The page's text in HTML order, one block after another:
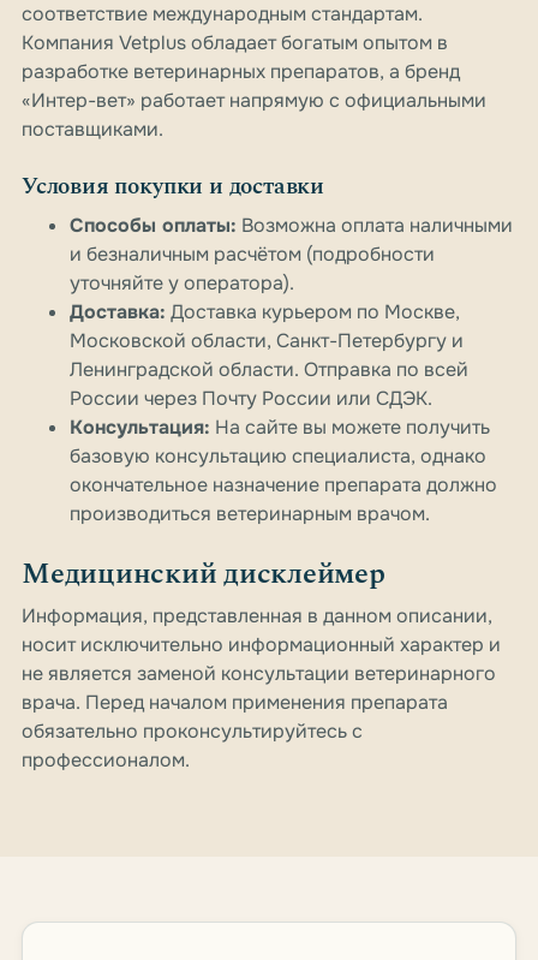
соответствие международным стандартам.
Компания Vetplus обладает богатым опытом в
разработке ветеринарных препаратов, а бренд
«Интер-вет» работает напрямую с официальными
поставщиками.
Условия покупки и доставки
Способы оплаты: Возможна оплата наличными
и безналичным расчётом (подробности
уточняйте у оператора).
Доставка: Доставка курьером по Москве,
Московской области, Санкт-Петербургу и
Ленинградской области. Отправка по всей
России через Почту России или СДЭК.
Консультация: На сайте вы можете получить
базовую консультацию специалиста, однако
окончательное назначение препарата должно
производиться ветеринарным врачом.
Медицинский дисклеймер
Информация, представленная в данном описании,
носит исключительно информационный характер и
не является заменой консультации ветеринарного
врача. Перед началом применения препарата
обязательно проконсультируйтесь с
профессионалом.